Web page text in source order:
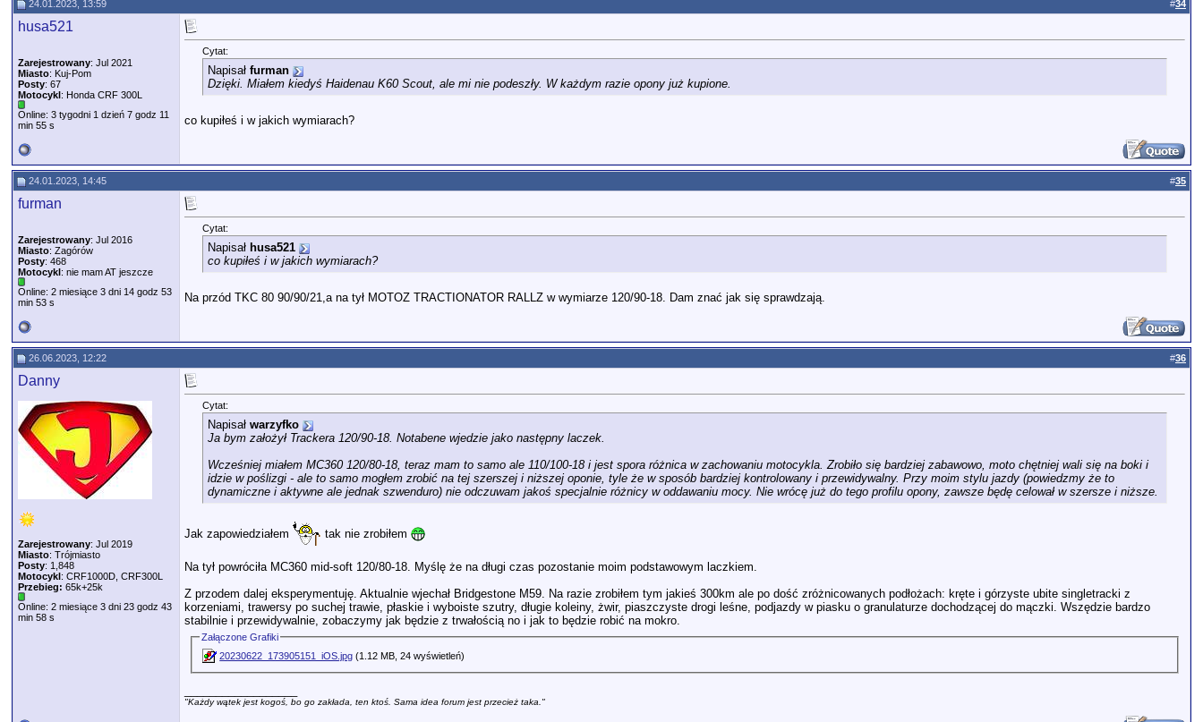
24.01.2023, 13:59 #34
husa521
Zarejestrowany: Jul 2021
Miasto: Kuj-Pom
Posty: 67
Motocykl: Honda CRF 300L
Online: 3 tygodni 1 dzień 7 godz 11
min 55 s
Cytat:
Napisał furman
Dzięki. Miałem kiedyś Haidenau K60 Scout, ale mi nie podeszły. W każdym razie opony już kupione.
co kupiłeś i w jakich wymiarach?
24.01.2023, 14:45 #35
furman
Zarejestrowany: Jul 2016
Miasto: Zagórów
Posty: 468
Motocykl: nie mam AT jeszcze
Online: 2 miesiące 3 dni 14 godz 53
min 53 s
Cytat:
Napisał husa521
co kupiłeś i w jakich wymiarach?
Na przód TKC 80 90/90/21,a na tył MOTOZ TRACTIONATOR RALLZ w wymiarze 120/90-18. Dam znać jak się sprawdzają.
26.06.2023, 12:22 #36
Danny
Zarejestrowany: Jul 2019
Miasto: Trójmiasto
Posty: 1,848
Motocykl: CRF1000D, CRF300L
Przebieg: 65k+25k
Online: 2 miesiące 3 dni 23 godz 43
min 58 s
Cytat:
Napisał warzyfko
Ja bym założył Trackera 120/90-18. Notabene wjedzie jako następny laczek.
Wcześniej miałem MC360 120/80-18, teraz mam to samo ale 110/100-18 i jest spora różnica w zachowaniu motocykla. Zrobiło się bardziej zabawowo, moto chętniej wali się na boki i
idzie w poślizgi - ale to samo mogłem zrobić na tej szerszej i niższej oponie, tyle że w sposób bardziej kontrolowany i przewidywalny. Przy moim stylu jazdy (powiedzmy że to
dynamiczne i aktywne ale jednak szwenduro) nie odczuwam jakoś specjalnie różnicy w oddawaniu mocy. Nie wrócę już do tego profilu opony, zawsze będę celował w szersze i niższe.
Jak zapowiedziałem tak nie zrobiłem
Na tył powróciła MC360 mid-soft 120/80-18. Myślę że na długi czas pozostanie moim podstawowym laczkiem.
Z przodem dalej eksperymentuję. Aktualnie wjechał Bridgestone M59. Na razie zrobiłem tym jakieś 300km ale po dość zróżnicowanych podłożach: kręte i górzyste ubite singletracki z
korzeniami, trawersy po suchej trawie, płaskie i wyboiste szutry, długie koleiny, żwir, piaszczyste drogi leśne, podjazdy w piasku o granulaturze dochodzącej do mączki. Wszędzie bardzo
stabilnie i przewidywalnie, zobaczymy jak będzie z trwałością no i jak to będzie robić na mokro.
Załączone Grafiki
20230622_173905151_iOS.jpg (1.12 MB, 24 wyświetleń)
"Każdy wątek jest kogoś, bo go zakłada, ten ktoś. Sama idea forum jest przecież taka."